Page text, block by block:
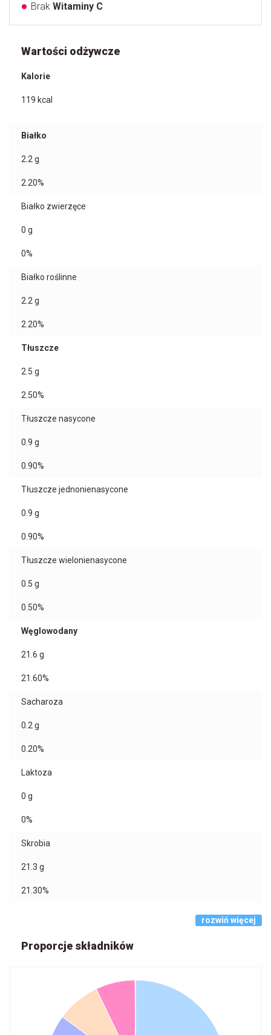
Brak Witaminy C
Wartości odżywcze
Kalorie
119 kcal
Białko
2.2g
2.20%
Białko zwierzęce
0 g
0%
Białko roślinne
2.2g
2.20%
Tłuszcze
2.5 g
2.50%
Tłuszcze nasycone
0.9 g
0.90%
Tłuszcze jednonienasycone
0.9 g
0.90%
Tłuszcze wielonienasycone
0.5 g
0.50%
Węglowodany
21.6 g
21.60%
Sacharoza
0.2g
0.20%
Laktoza
0 g
0%
Skrobia
21.3 g
21.30%
rozwiń więcej
Proporcje składników